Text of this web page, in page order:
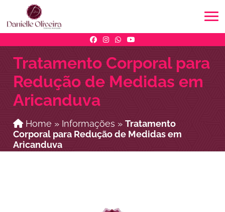
Tratamento Corporal para
Redução de Medidas em
Aricanduva
Home » Informações »Tratamento
Corporal para Redução de Medidas em
Aricanduva